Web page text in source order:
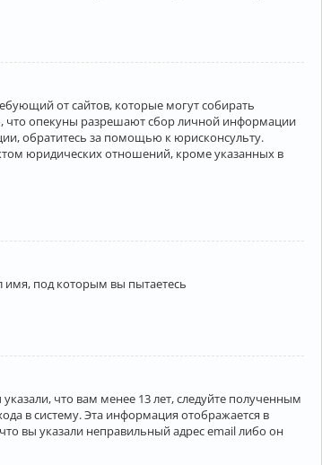
от сайтов, которые могут собирать
что опекуны разрешают сбор личной информации
обратитесь за помощью к юрисконсульту.
юридических отношений, кроме указанных в
имя, под которым вы пытаетесь
что вам менее 13 лет, следуйте полученным
в систему. Эта информация отображается в
вы указали неправильный адрес email либо он